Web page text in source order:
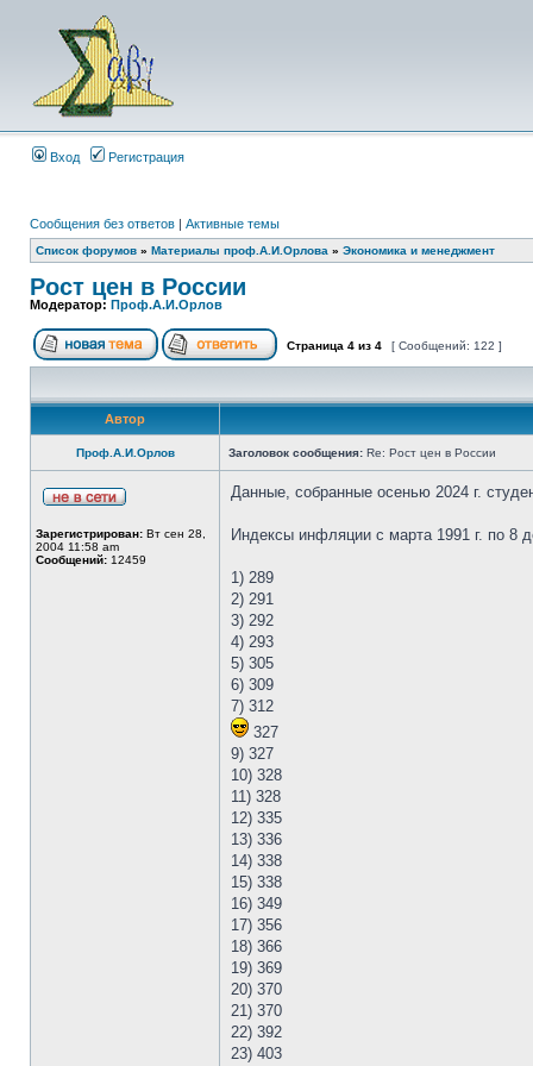
Вход Регистрация
Сообщения без ответов | Активные темы
Список форумов » Материалы проф.А.И.Орлова » Экономика и менеджмент
Рост цен в России
Модератор: Проф.А.И.Орлов
Страница 4 из 4 [ Сообщений: 122 ]
Автор
Проф.А.И.Орлов Заголовок сообщения: Re: Рост цен в России
Зарегистрирован: Вт сен 28,
2004 11:58 am
Сообщений: 12459
Данные, собранные осенью 2024 г.
Индексы инфляции с марта 1991 г. по 8
1) 289
2) 291
3) 292
4) 293
5) 305
6) 309
7) 312
327
9) 327
10) 328
11) 328
12) 335
13) 336
14) 338
15) 338
16) 349
17) 356
18) 366
19) 369
20) 370
21) 370
22) 392
23) 403